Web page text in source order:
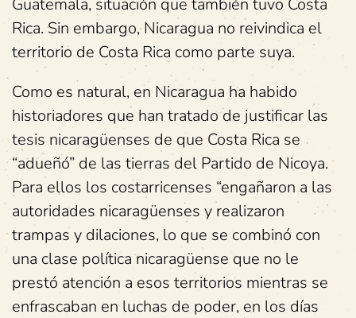
Guatemala, situación que también tuvo Costa
Rica. Sin embargo, Nicaragua no reivindica el
territorio de Costa Rica como parte suya.
Como es natural, en Nicaragua ha habido
historiadores que han tratado de justificar las
tesis nicaragüenses de que Costa Rica se
“adueñó” de las tierras del Partido de Nicoya.
Para ellos los costarricenses “engañaron a las
autoridades nicaragüenses y realizaron
trampas y dilaciones, lo que se combinó con
una clase política nicaragüense que no le
prestó atención a esos territorios mientras se
enfrascaban en luchas de poder, en los días